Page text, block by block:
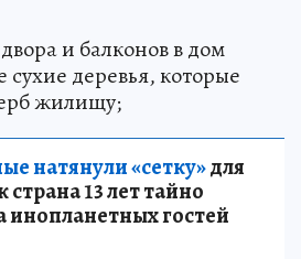
и балконов в дом
сухие деревья, которые
жилищу;
натянули «сетку»для
13 лет тайно
инопланетных гостей